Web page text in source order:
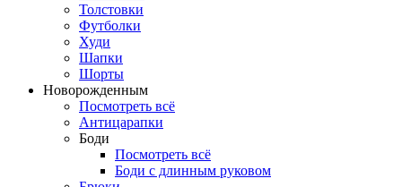
Толстовки
Футболки
Худи
Шапки
Шорты
Новорожденным
Посмотреть всё
Антицарапки
Боди
Посмотреть всё
Боди с длинным руковом